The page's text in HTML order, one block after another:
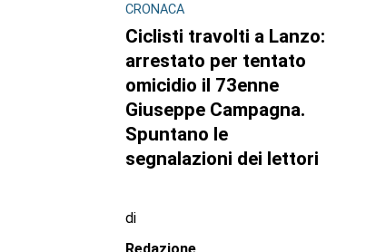
CRONACA
Ciclisti travolti a Lanzo:
arrestato per tentato
omicidio il 73enne
Giuseppe Campagna.
Spuntano le
segnalazioni dei lettori
di
Redazione